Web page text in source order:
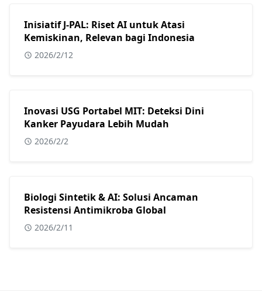
Inisiatif J-PAL: Riset AI untuk Atasi
Kemiskinan, Relevan bagi Indonesia
2026/2/12
Inovasi USG Portabel MIT: Deteksi Dini
Kanker Payudara Lebih Mudah
2026/2/2
Biologi Sintetik & AI: Solusi Ancaman
Resistensi Antimikroba Global
2026/2/11